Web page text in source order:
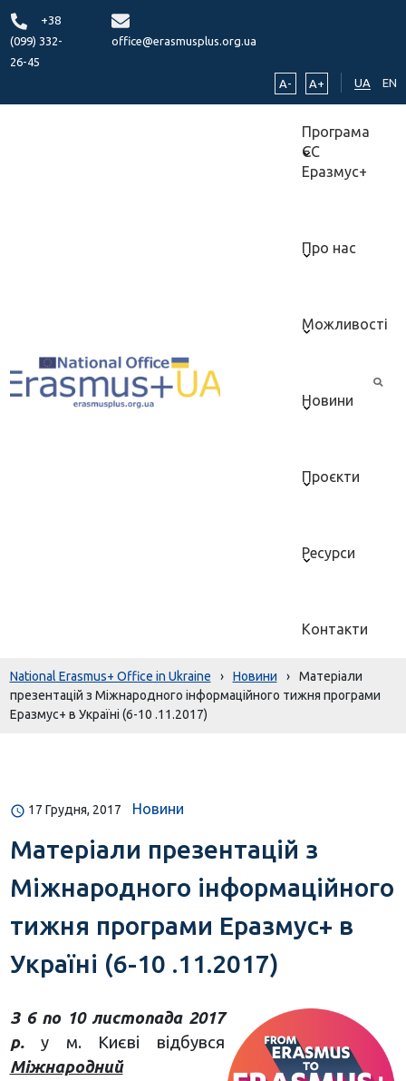
+38
(099) 332-
26-45
office@erasmusplus.org.ua
A- A+ UA EN
Програма
ЄС
Еразмус+
Про нас
Можливості
Новини
Проєкти
Ресурси
Контакти
National Erasmus+ Office in Ukraine › Новини ›
Матеріали
презентацій з Міжнародного інформаційного тижня програми
Еразмус+ в Україні (6-10 .11.2017)
17 Грудня, 2017 Новини
Матеріали презентацій з
Міжнародного інформаційного
тижня програми Еразмус+ в
Україні (6-10 .11.2017)
З 6 по 10 листопада 2017
р.у м. Києві відбувся
Міжнародний